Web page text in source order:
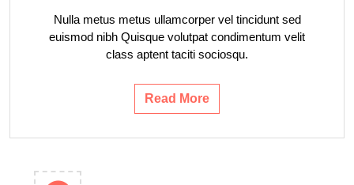
Nulla metus metus ullamcorper vel tincidunt sed
euismod nibh Quisque volutpat condimentum velit
class aptent taciti sociosqu.
Read More